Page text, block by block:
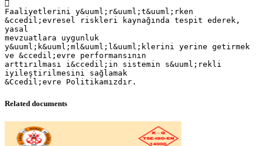

Faaliyetlerini y&uuml;r&uuml;t&uuml;rken
&ccedil;evresel riskleri kaynağında tespit ederek,
yasal
mevzuatlara uygunluk
y&uuml;k&uuml;ml&uuml;l&uuml;klerini yerine getirmek
ve &ccedil;evre performansının
arttırılması i&ccedil;in sistemin s&uuml;rekli
iyileştirilmesini sağlamak
Related documents